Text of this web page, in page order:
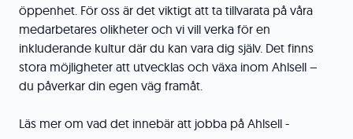
öppenhet. För oss är det viktigt att ta tillvarata på våra
medarbetares olikheter och vi vill verka för en
inkluderande kultur där du kan vara dig själv. Det finns
stora möjligheter att utvecklas och växa inom Ahlsell –
du påverkar din egen väg framåt.
Läs mer om vad det innebär att jobba på Ahlsell -